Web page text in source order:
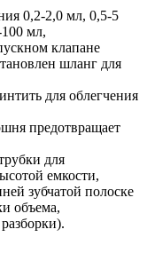
0,2-2,0 мл, 0,5-5
мл,
клапане
шланг для
для облегчения
предотвращает
для
емкости,
зубчатой полоске
объема,